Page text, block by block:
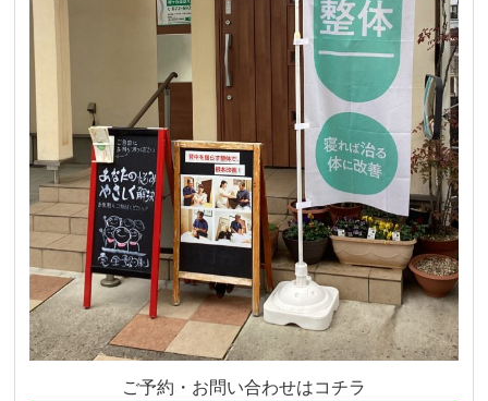
ご予約・お問い合わせはコチラ